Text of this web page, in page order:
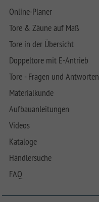
Online-Planer
Tore & Zäune auf Maß
Tore in der Übersicht
Doppeltore mit E-Antrieb
Tore - Fragen und Antworten
Materialkunde
Aufbauanleitungen
Videos
Kataloge
Händlersuche
FAQ